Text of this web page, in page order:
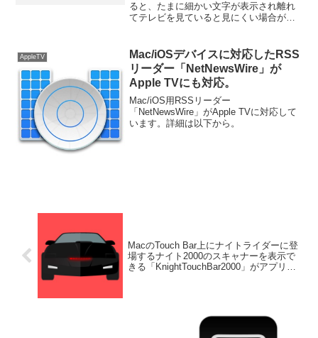
ると、たまに細かい文字が表示され離れ
てテレビを見ていると見にくい場合があ
ィ機能があります。
AppleTV
Mac/iOSデバイスに対応したRSS
リーダー「NetNewsWire」が
Apple TVにも対応。
Mac/iOS用RSSリーダー
「NetNewsWire」がApple TVに対応して
います。詳細は以下から。
MacのTouch Bar上にナイトライダーに登
場するナイト2000のスキャナーを表示で
きる「KnightTouchBar2000」がアプリと